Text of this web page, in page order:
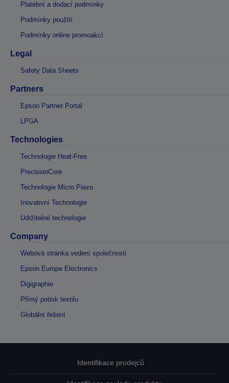
Platební a dodací podmínky
Podmínky použití
Podmínky online promoakcí
Legal
Safety Data Sheets
Partners
Epson Partner Portal
LPGA
Technologies
Technologie Heat-Free
PrecisionCore
Technologie Micro Piezo
Inovativní Technologie
Udržitelné technologie
Company
Webová stránka vedení společnosti
Epson Europe Electronics
Digigraphie
Přímý potisk textilu
Globální řešení
Identifikace prodejců